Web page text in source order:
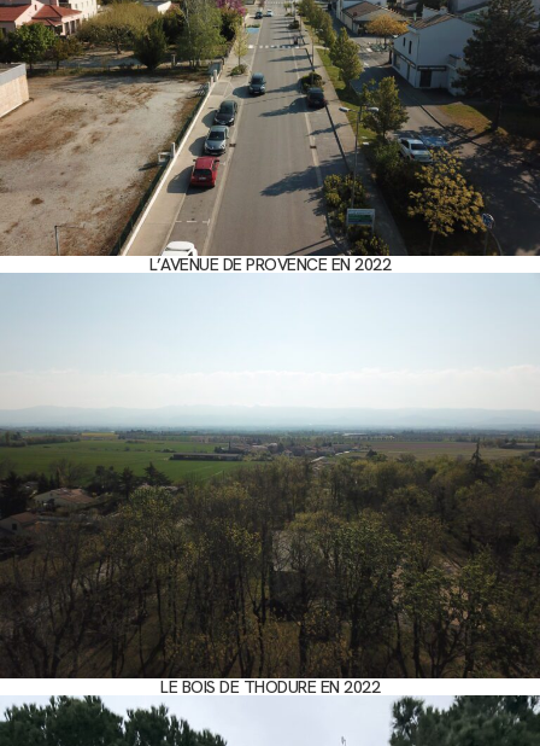
L’AVENUE DE PROVENCE EN 2022
LE BOIS DE THODURE EN 2022